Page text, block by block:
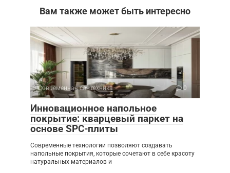
Вам также может быть интересно
Современная сантехника 0
Инновационное напольное
покрытие: кварцевый паркет на
основе SPC-плиты
Современные технологии позволяют создавать
напольные покрытия, которые сочетают в себе красоту
натуральных материалов и